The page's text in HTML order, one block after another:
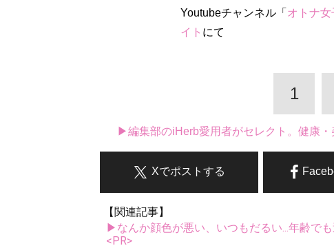
Youtubeチャンネル「 オトナ
イト にて
1
▶編集部のiHerb愛用者がセレクト。健康・
Xでポストする
【関連記事】
▶なんか顔色が悪い、いつもだるい...年齢で
<PR>